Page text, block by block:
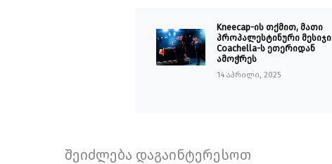
Kneecap-ის თქმით, მათი
პროპალესტინური მესიჯი
Coachella-ს ეთერიდან
ამოჭრეს
14 აპრილი, 2025
შეიძლება დაგაინტერესოთ